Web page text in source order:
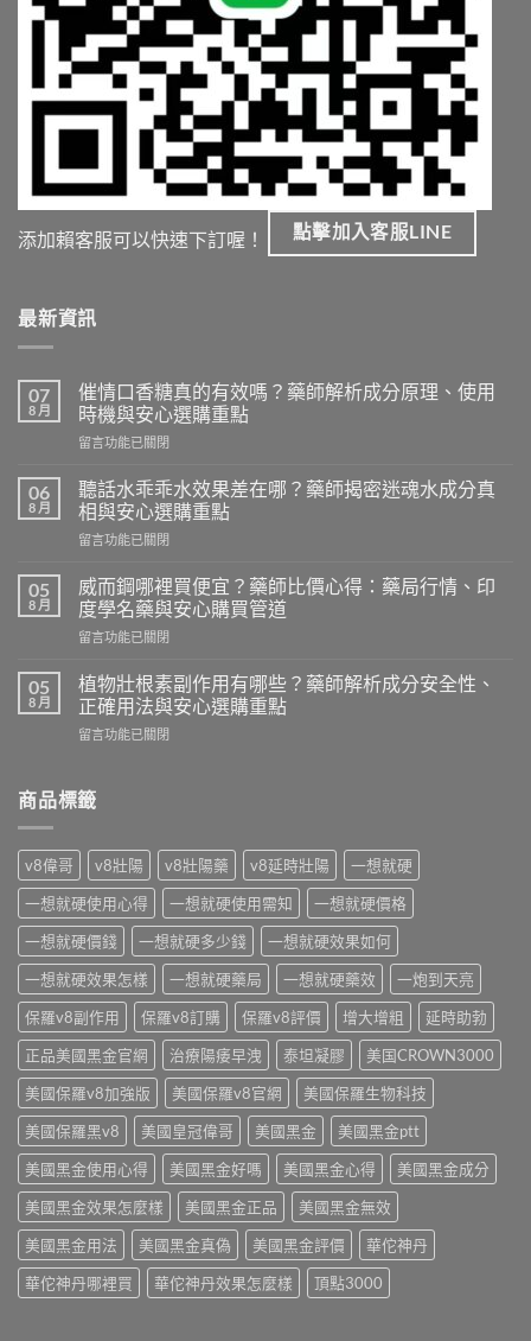
添加賴客服可以快速下訂喔！ 點擊加入客服LINE
最新資訊
07
8 月
催情口香糖真的有效嗎？藥師解析成分原理、使用
時機與安心選購重點
在
情
口
香
糖
的
有
效
嗎？
師
解
成
理、
機
與
安
心
選
購
重
點〉
中
留言功能已關閉
06
8 月
聽話水乖乖水效果差在哪？藥師揭密迷魂水成分真
相與安心選購重點
在
話
水
乖
乖
效
果
差
在
師
魂
水
成
分
真
相
與
安
心
選
購
重
點〉
中
留言功能已關閉
05
8 月
威而鋼哪裡買便宜？藥師比價心得：藥局行情、印
度學名藥與安心購買管道
在
而
鋼
哪
裡
宜？
比
價
心
得：
藥
局
行
情、
印
度
學
名
藥
與
安
心
購
買
管
道〉
中
留言功能已關閉
05
8 月
植物壯根素副作用有哪些？藥師解析成分安全性、
正確用法與安心選購重點
在
壯
根
副
用
有
哪
些？
藥
師
解
析
成
分
安
全
性、
正
確
用
法
與
安
心
選
留言功能已關閉
商品標籤
v8偉哥 v8壯陽 v8壯陽藥 v8延時壯陽
一想就硬
一想就硬使用心得
一想就硬使用需知
一想就硬價格
一想就硬價錢
一想就硬多少錢
一想就硬效果如何
一想就硬效果怎樣
一想就硬藥局 一想就硬藥效
一炮到天亮
保羅v8副作用
保羅v8訂購 保羅v8評價 增大增粗
延時助勃
正品美國黑金官網
治療陽痿早洩 泰坦凝膠
美国CROWN3000
美國保羅v8加強版
美國保羅v8官網
美國保羅生物科技
美國保羅黑v8
美國皇冠偉哥 美國黑金
美國黑金ptt
美國黑金使用心得
美國黑金好嗎 美國黑金心得
美國黑金成分
美國黑金效果怎麼樣
美國黑金正品
美國黑金無效
美國黑金用法
美國黑金真偽 美國黑金評價
華佗神丹
華佗神丹哪裡買
華佗神丹效果怎麼樣 頂點3000